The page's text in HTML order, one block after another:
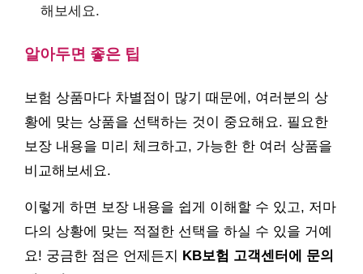
해보세요.
알아두면 좋은 팁
보험 상품마다 차별점이 많기 때문에, 여러분의 상
황에 맞는 상품을 선택하는 것이 중요해요. 필요한
보장 내용을 미리 체크하고, 가능한 한 여러 상품을
비교해보세요.
이렇게 하면 보장 내용을 쉽게 이해할 수 있고, 저마
다의 상황에 맞는 적절한 선택을 하실 수 있을 거예
요! 궁금한 점은 언제든지 KB보험 고객센터에 문의